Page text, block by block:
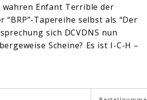
wahren Enfant Terrible der
Tapereihe selbst als “Der
sich DCVDNS nun
Scheine? Es ist I-C-H –